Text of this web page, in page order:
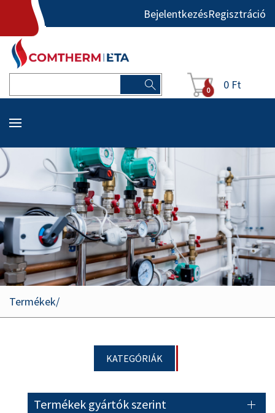
BejelentkezésRegisztráció
0 0 Ft
Termékek
KATEGÓRIÁK
Termékek gyártók szerint